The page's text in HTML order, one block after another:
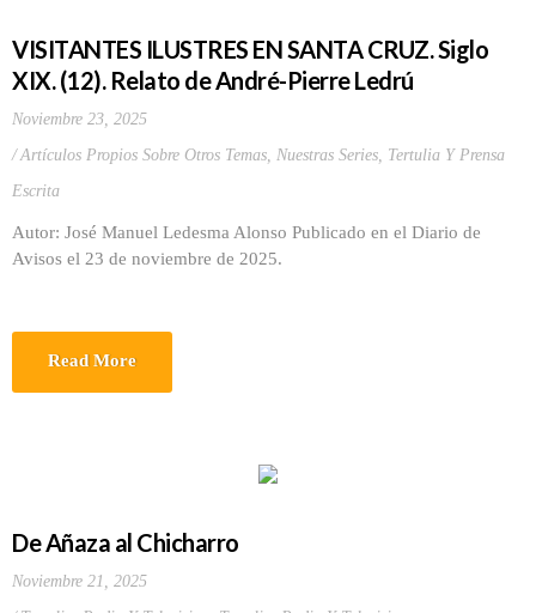
VISITANTES ILUSTRES EN SANTA CRUZ. Siglo
XIX. (12). Relato de André-Pierre Ledrú
Noviembre 23, 2025
Artículos Propios Sobre Otros Temas, Nuestras Series, Tertulia Y Prensa
Escrita
Autor: José Manuel Ledesma Alonso Publicado en el Diario de
Avisos el 23 de noviembre de 2025.
Read More
De Añaza al Chicharro
Noviembre 21, 2025